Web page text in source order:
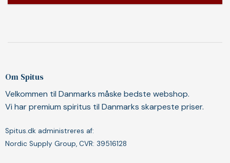
Om Spitus
Velkommen til Danmarks måske bedste webshop.
Vi har premium spiritus til Danmarks skarpeste priser.
Spitus.dk administreres af:
Nordic Supply Group, CVR: 39516128